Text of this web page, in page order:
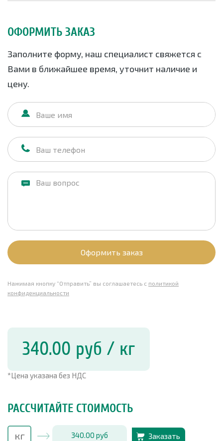
ОФОРМИТЬ ЗАКАЗ
Заполните форму, наш специалист свяжется с
Вами в ближайшее время, уточнит наличие и
цену.
Оформить заказ
Нажимая кнопку “Отправить” вы соглашаетесь с политикой
конфиденциальности
340.00 руб / кг
*Цена указана без НДС
РАССЧИТАЙТЕ СТОИМОСТЬ
340.00 руб Заказать